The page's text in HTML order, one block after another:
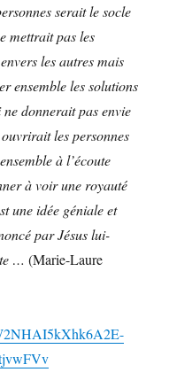
serait le socle
mettrait pas les
les autres mais
ensemble les solutions
donnerait pas envie
les personnes
à l’écoute
à voir une royauté
une idée géniale et
par Jésus lui-
… (Marie-Laure